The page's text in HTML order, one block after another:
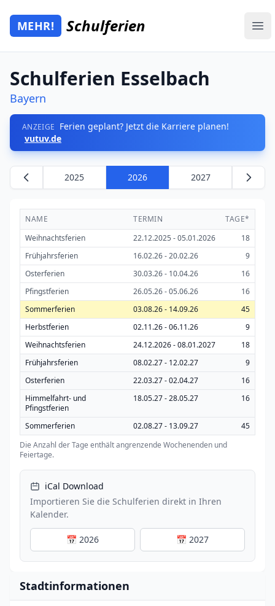
Zum Hauptinhalt springen
Mehr Schulferien
MEHR! Schulferien
Schulferien Esselbach
Bayern
ANZEIGE Ferien geplant? Jetzt die Karriere planen!
vutuv.de
2025 2026 2027
NAME TERMIN
TAGE*
Weihnachtsferien
22.12.2025 - 05.01.2026
18
Frühjahrsferien
16.02.26 - 20.02.26
9
Osterferien
30.03.26 - 10.04.26
16
Pfingstferien
26.05.26 - 05.06.26
16
Sommerferien
03.08.26 - 14.09.26
45
Herbstferien
02.11.26 - 06.11.26
9
Weihnachtsferien
24.12.2026 - 08.01.2027
18
Frühjahrsferien
08.02.27 - 12.02.27
9
Osterferien
22.03.27 - 02.04.27
16
Himmelfahrt- und
Pfingstferien
18.05.27 - 28.05.27 16
Sommerferien 02.08.27 - 13.09.27
45
Die Anzahl der Tage enthält angrenzende Wochenenden und
Feiertage.
iCal Download
Importieren Sie die Schulferien direkt in Ihren
Kalender.
📅 2026 📅 2027
Stadtinformationen